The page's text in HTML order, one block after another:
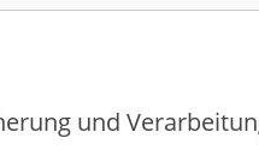
und